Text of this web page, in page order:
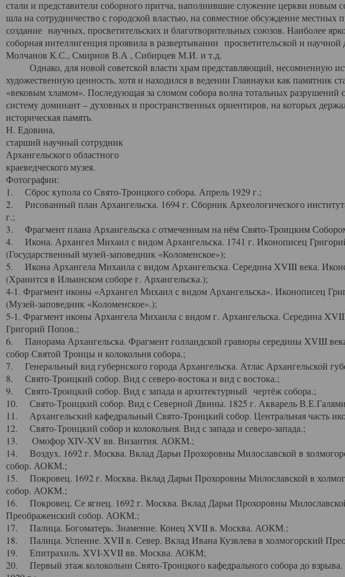
стали и представители соборного притча, наполнившие служение церкви новым
шла на сотрудничество с городской властью, на совместное обсуждение местных
создание научных, просветительских и благотворительных союзов. Наиболее
соборная интеллигенция проявила в развертывании просветительской и научной
Молчанов К.С., Смирнов В.А , Сибирцев М.И. и т.д.
Однако, для новой советской власти храм представляющий, несомненную
художественную ценность, хотя и находился в ведении Главнауки как памятник
«вековым хламом». Последующая за сломом собора волна тотальных разрушений
систему доминант – духовных и пространственных ориентиров, на которых
историческая память.
Н. Едовина,
старший научный сотрудник
Архангельского областного
краеведческого музея.
Фотографии:
1. Сброс купола со Свято-Троицкого собора. Апрель 1929 г.;
2. Рисованный план Архангельска. 1694 г. Сборник Археологического
г.;
3. Фрагмент плана Архангельска с отмеченным на нём Свято-Троицким
4. Икона. Архангел Михаил с видом Архангельска. 1741 г. Иконописец
(Государственный музей-заповедник «Коломенское»);
5. Икона Архангела Михаила с видом Архангельска. Середина XVIII века.
(Хранится в Ильинском соборе г. Архангельска.);
4-1. Фрагмент иконы «Архангел Михаил с видом Архангельска». Иконописец
(Музей-заповедник «Коломенское».);
5-1. Фрагмент иконы Архангела Михаила с видом г. Архангельска. Середина
Григорий Попов.;
6. Панорама Архангельска. Фрагмент голландской гравюры середины XVIII
собор Святой Троицы и колокольня собора.;
7. Генеральный вид губернского города Архангельска. Атлас Архангельской
8. Свято-Троицкий собор. Вид с северо-востока и вид с востока.;
9. Свято-Троицкий собор. Вид с запада и архитектурный чертёж собора.;
10. Свято-Троицкий собор. Вид с Северной Двины. 1825 г. Акварель
11. Архангельский кафедральный Свято-Троицкий собор. Центральная часть
12. Свято-Троицкий собор и колокольня. Вид с запада и северо-запада.;
13. Омофор XIV-XV вв. Византия. АОКМ.;
14. Воздух. 1692 г. Москва. Вклад Дарьи Прохоровны Милославской в
собор. АОКМ.;
15. Покровец. 1692 г. Москва. Вклад Дарьи Прохоровны Милославской в
собор. АОКМ.;
16. Покровец. Се ягнец. 1692 г. Москва. Вклад Дарьи Прохоровны
Преображенский собор. АОКМ.;
17. Палица. Богоматерь. Знамение. Конец XVII в. Москва. АОКМ.;
18. Палица. Успение. XVII в. Север. Вклад Ивана Кузвлева в холмогорский
19. Епитрахиль. XVI-XVII вв. Москва. АОКМ;
20. Первый этаж колокольни Свято-Троицкого кафедрального собора до